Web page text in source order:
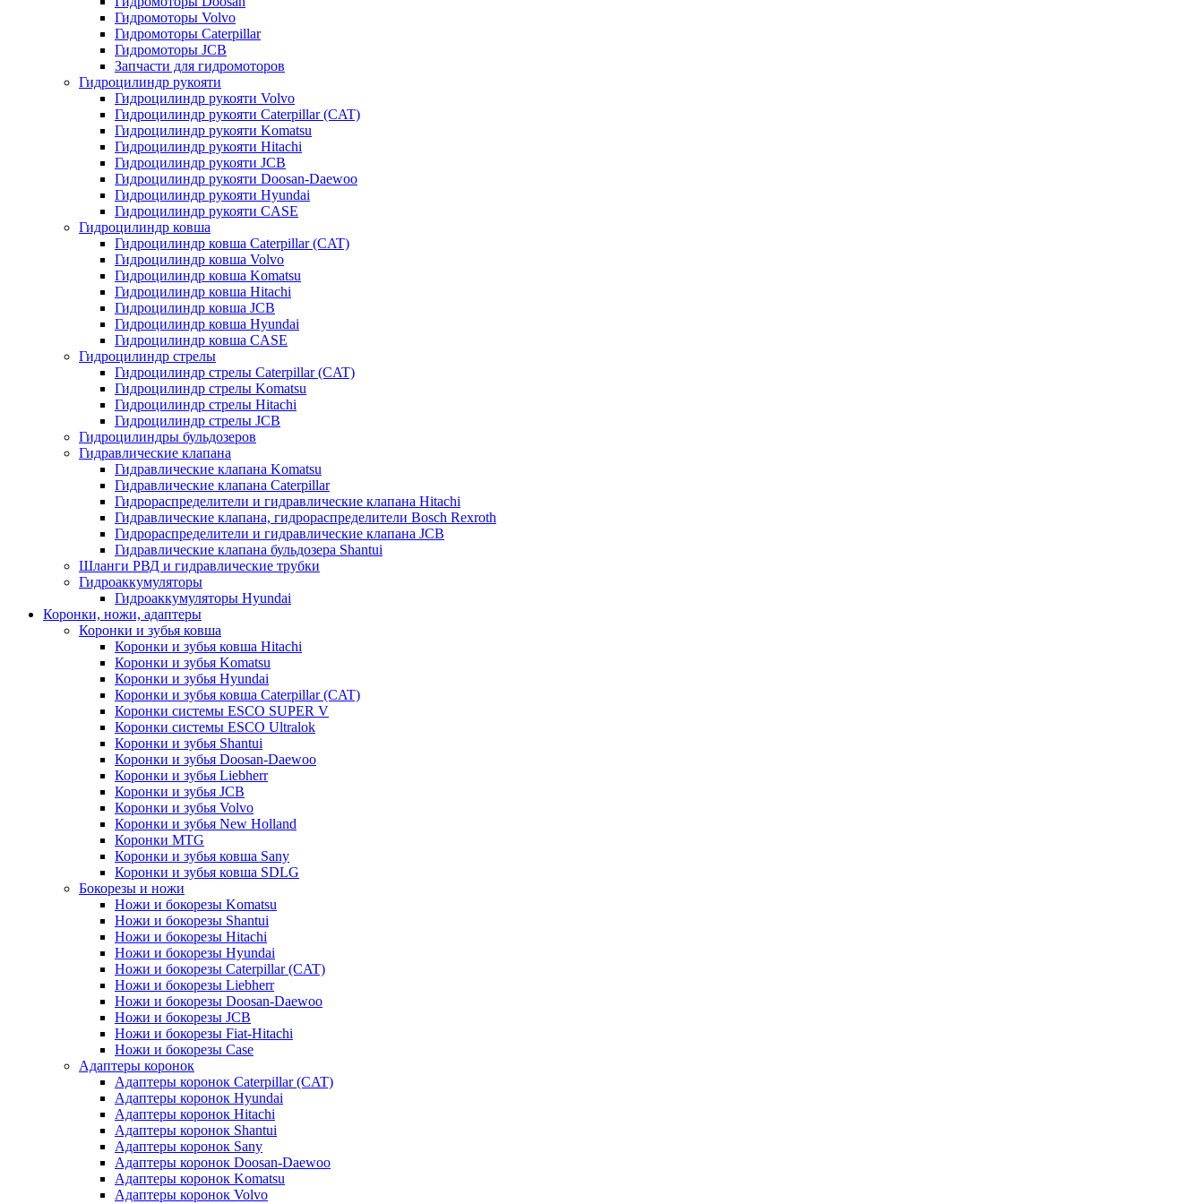
Гидромоторы Volvo
Гидромоторы Caterpillar
Гидромоторы JCB
Запчасти для гидромоторов
Гидроцилиндр рукояти
Гидроцилиндр рукояти Volvo
Гидроцилиндр рукояти Caterpillar (CAT)
Гидроцилиндр рукояти Komatsu
Гидроцилиндр рукояти Hitachi
Гидроцилиндр рукояти JCB
Гидроцилиндр рукояти Doosan-Daewoo
Гидроцилиндр рукояти Hyundai
Гидроцилиндр рукояти CASE
Гидроцилиндр ковша
Гидроцилиндр ковша Caterpillar (CAT)
Гидроцилиндр ковша Volvo
Гидроцилиндр ковша Komatsu
Гидроцилиндр ковша Hitachi
Гидроцилиндр ковша JCB
Гидроцилиндр ковша Hyundai
Гидроцилиндр ковша CASE
Гидроцилиндр стрелы
Гидроцилиндр стрелы Caterpillar (CAT)
Гидроцилиндр стрелы Komatsu
Гидроцилиндр стрелы Hitachi
Гидроцилиндр стрелы JCB
Гидроцилиндры бульдозеров
Гидравлические клапана
Гидравлические клапана Komatsu
Гидравлические клапана Caterpillar
Гидрораспределители и гидравлические клапана Hitachi
Гидравлические клапана, гидрораспределители Bosch Rexroth
Гидрораспределители и гидравлические клапана JCB
Гидравлические клапана бульдозера Shantui
Шланги РВД и гидравлические трубки
Гидроаккумуляторы
Гидроаккумуляторы Hyundai
Коронки, ножи, адаптеры
Коронки и зубья ковша
Коронки и зубья ковша Hitachi
Коронки и зубья Komatsu
Коронки и зубья Hyundai
Коронки и зубья ковша Caterpillar (CAT)
Коронки системы ESCO SUPER V
Коронки системы ESCO Ultralok
Коронки и зубья Shantui
Коронки и зубья Doosan-Daewoo
Коронки и зубья Liebherr
Коронки и зубья JCB
Коронки и зубья Volvo
Коронки и зубья New Holland
Коронки MTG
Коронки и зубья ковша Sany
Коронки и зубья ковша SDLG
Бокорезы и ножи
Ножи и бокорезы Komatsu
Ножи и бокорезы Shantui
Ножи и бокорезы Hitachi
Ножи и бокорезы Hyundai
Ножи и бокорезы Caterpillar (CAT)
Ножи и бокорезы Liebherr
Ножи и бокорезы Doosan-Daewoo
Ножи и бокорезы JCB
Ножи и бокорезы Fiat-Hitachi
Ножи и бокорезы Case
Адаптеры коронок
Адаптеры коронок Caterpillar (CAT)
Адаптеры коронок Hyundai
Адаптеры коронок Hitachi
Адаптеры коронок Shantui
Адаптеры коронок Sany
Адаптеры коронок Doosan-Daewoo
Адаптеры коронок Komatsu
Адаптеры коронок Volvo